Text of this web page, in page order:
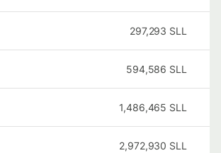
297,293 SLL
594,586 SLL
1,486,465 SLL
2,972,930 SLL